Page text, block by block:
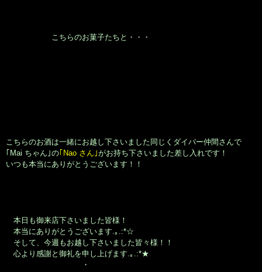
こちらのお菓子たちと・・・
こちらのお酒は一緒にお越し下さいました同じくダイバー仲間さんで
｢Mai ちゃん｣の｢Nao さん｣がお持ち下さいました差し入れです！
いつも本当にありがとうございます！！
本日も御来店下さいました皆様！
本当にありがとうございます.｡.:*☆
そして、今週もお越し下さいました皆々様！！
心より感謝と御礼を申し上げます.｡.:*★
・